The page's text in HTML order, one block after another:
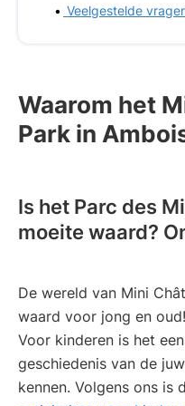
Veelgestelde
Waarom het
Park in
Is het Parc des
moeite waard?
De wereld van Mini
waard voor jong en oud!
Voor kinderen is het
geschiedenis van de
kennen. Volgens ons is